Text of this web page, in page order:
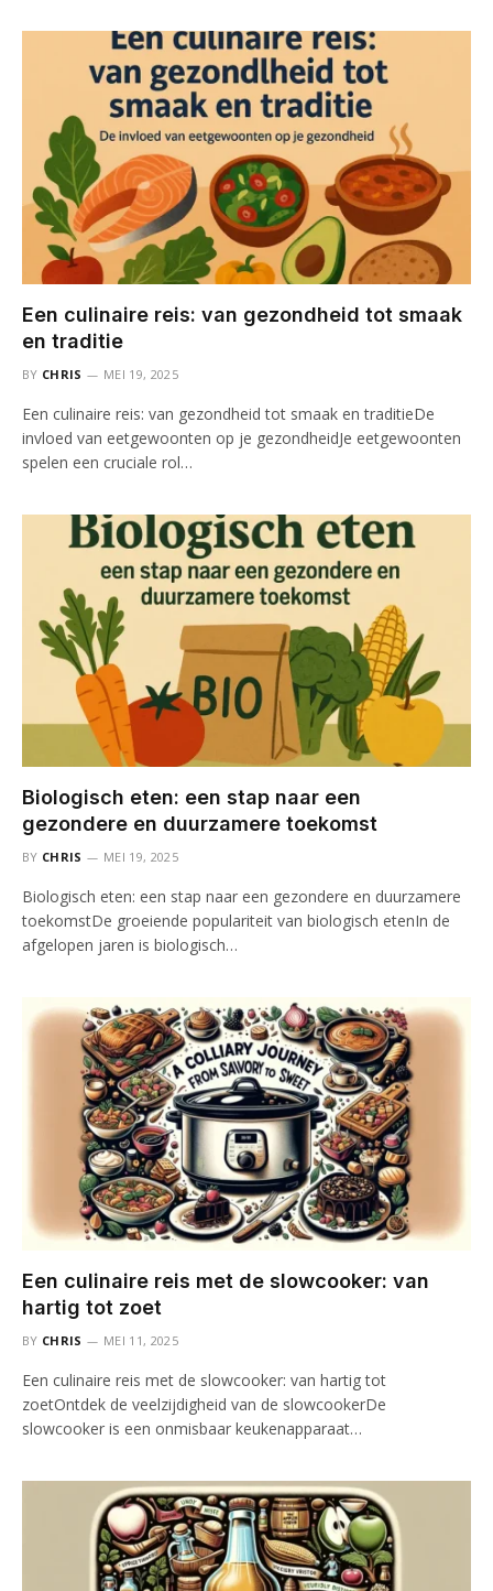
Een culinaire reis: van gezondheid tot smaak
en traditie
BY CHRIS MEI 19, 2025
Een culinaire reis: van gezondheid tot smaak en traditieDe
invloed van eetgewoonten op je gezondheidJe eetgewoonten
spelen een cruciale rol…
Biologisch eten: een stap naar een
gezondere en duurzamere toekomst
BY CHRIS MEI 19, 2025
Biologisch eten: een stap naar een gezondere en duurzamere
toekomstDe groeiende populariteit van biologisch etenIn de
afgelopen jaren is biologisch…
Een culinaire reis met de slowcooker: van
hartig tot zoet
BY CHRIS MEI 11, 2025
Een culinaire reis met de slowcooker: van hartig tot
zoetOntdek de veelzijdigheid van de slowcookerDe
slowcooker is een onmisbaar keukenapparaat…